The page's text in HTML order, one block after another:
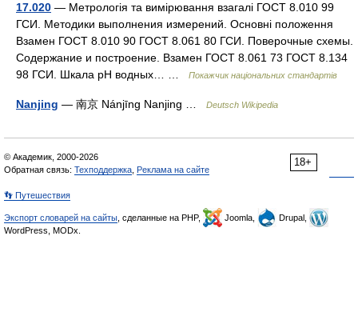
17.020 — Метрологія та вимірювання взагалі ГОСТ 8.010 99
ГСИ. Методики выполнения измерений. Основні положення
Взамен ГОСТ 8.010 90 ГОСТ 8.061 80 ГСИ. Поверочные схемы.
Содержание и построение. Взамен ГОСТ 8.061 73 ГОСТ 8.134
98 ГСИ. Шкала рН водных… …
Покажчик національних стандартів
Nanjing — 南京 Nánjīng Nanjing … Deutsch Wikipedia
18+
© Академик, 2000-2026
Обратная связь: Техподдержка Реклама на сайте
👣 Путешествия
Экспорт словарей на сайты , сделанные на PHP, Joomla,
Drupal,
WordPress, MODx.